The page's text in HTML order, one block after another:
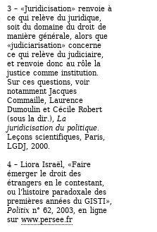
3 – «Juridicisation» renvoie à
ce qui relève du juridique,
soit du domaine du droit de
manière générale, alors que
«judiciarisation» concerne
ce qui relève du judiciaire,
et renvoie donc au rôle la
justice comme institution.
Sur ces questions, voir
notamment Jacques
Commaille, Laurence
Dumoulin et Cécile Robert
(sous la dir.), La
juridicisation du politique.
Leçons scientifiques, Paris,
LGDJ, 2000.
4 – Liora Israël, «Faire
émerger le droit des
étrangers en le contestant,
ou l’histoire paradoxale des
premières années du GISTI»,
Politix n° 62, 2003, en ligne
sur www.persee.fr